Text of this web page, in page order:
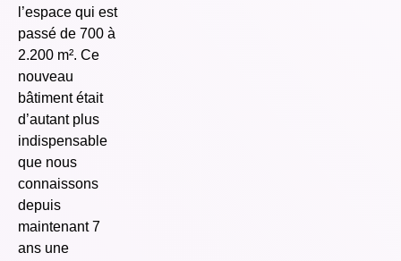
l’espace qui est
passé de 700 à
2.200 m². Ce
nouveau
bâtiment était
d’autant plus
indispensable
que nous
connaissons
depuis
maintenant 7
ans une